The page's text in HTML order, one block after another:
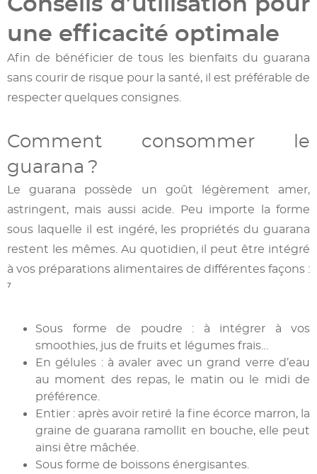
une efficacité optimale
Afin de bénéficier de tous les bienfaits du guarana
sans courir de risque pour la santé, il est préférable de
respecter quelques consignes.
Comment consommer le
guarana ?
Le guarana possède un goût légèrement amer,
astringent, mais aussi acide. Peu importe la forme
sous laquelle il est ingéré, les propriétés du guarana
restent les mêmes. Au quotidien, il peut être intégré
à vos préparations alimentaires de différentes façons :
⁷
Sous forme de poudre : à intégrer à vos
smoothies, jus de fruits et légumes frais…
En gélules : à avaler avec un grand verre d’eau
au moment des repas, le matin ou le midi de
préférence.
Entier : après avoir retiré la fine écorce marron, la
graine de guarana ramollit en bouche, elle peut
ainsi être mâchée.
Sous forme de boissons énergisantes.